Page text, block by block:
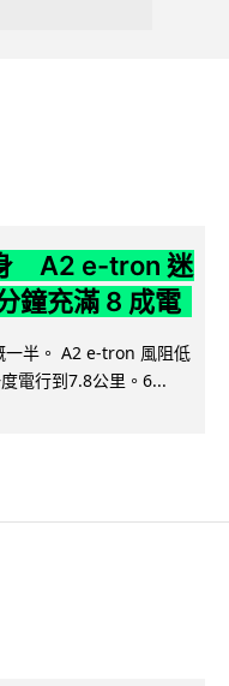
A2 e-tron 迷
鐘充滿 8 成電
半。 A2 e-tron 風阻低
電行到7.8公里。6...